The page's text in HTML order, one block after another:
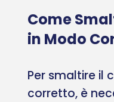
Come
in Modo
Per smaltire il
corretto, è